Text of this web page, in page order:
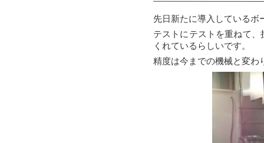
先日新たに導入しているボ
テストにテストを重ねて
くれているらしいです。
精度は今までの機械と変わ